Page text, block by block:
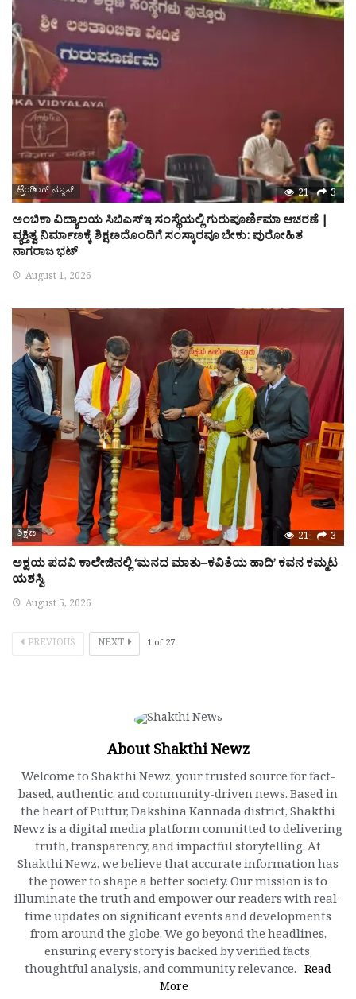
ಟ್ರೆಂಡಿಂಗ್ ನ್ಯೂಸ್ 21 3
ಅಂಬಿಕಾ ವಿದ್ಯಾಲಯ ಸಿಬಿಎಸ್‌ಇ ಸಂಸ್ಥೆಯಲ್ಲಿ ಗುರುಪೂರ್ಣಿಮಾ ಆಚರಣೆ |
ವ್ಯಕ್ತಿತ್ವ ನಿರ್ಮಾಣಕ್ಕೆ ಶಿಕ್ಷಣದೊಂದಿಗೆ ಸಂಸ್ಕಾರವೂ ಬೇಕು: ಪುರೋಹಿತ
ನಾಗರಾಜ ಭಟ್
August 1, 2026
ಶಿಕ್ಷಣ 21 3
ಅಕ್ಷಯ ಪದವಿ ಕಾಲೇಜಿನಲ್ಲಿ ‘ಮನದ ಮಾತು–ಕವಿತೆಯ ಹಾದಿ’ ಕವನ ಕಮ್ಮಟ
ಯಶಸ್ವಿ
August 5, 2026
PREVIOUS NEXT 1 of27
About Shakthi Newz
Welcome to Shakthi Newz, your trusted source for fact-
based, authentic, and community-driven news. Based in
the heart of Puttur, Dakshina Kannada district, Shakthi
Newz is a digital media platform committed to delivering
truth, transparency, and impactful storytelling. At
Shakthi Newz, we believe that accurate information has
the power to shape a better society. Our mission is to
illuminate the truth and empower our readers with real-
time updates on significant events and developments
from around the globe. We go beyond the headlines,
ensuring every story is backed by verified facts,
thoughtful analysis, and community relevance. Read
More